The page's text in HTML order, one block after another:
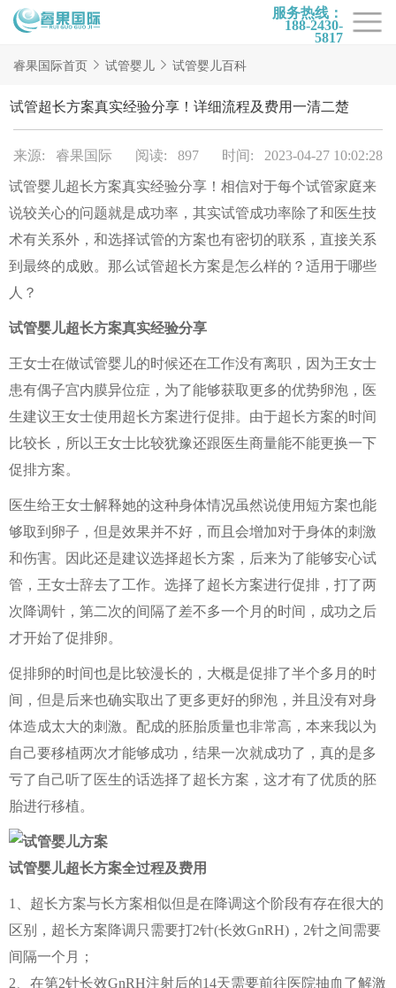
服务热线：
188-2430-
5817
首页
试管项目
试管百科
试管医院
睿果国际
睿果国际首页 试管婴儿 试管婴儿百科
试管超长方案真实经验分享！详细流程及费用一清二楚
来源: 睿果国际 阅读: 897 时间: 2023-04-27 10:02:28
试管婴儿超长方案真实经验分享！相信对于每个试管家庭来
说较关心的问题就是成功率，其实试管成功率除了和医生技
术有关系外，和选择试管的方案也有密切的联系，直接关系
到最终的成败。那么试管超长方案是怎么样的？适用于哪些
人？
试管婴儿超长方案真实经验分享
王女士在做试管婴儿的时候还在工作没有离职，因为王女士
患有偶子宫内膜异位症，为了能够获取更多的优势卵泡，医
生建议王女士使用超长方案进行促排。由于超长方案的时间
比较长，所以王女士比较犹豫还跟医生商量能不能更换一下
促排方案。
医生给王女士解释她的这种身体情况虽然说使用短方案也能
够取到卵子，但是效果并不好，而且会增加对于身体的刺激
和伤害。因此还是建议选择超长方案，后来为了能够安心试
管，王女士辞去了工作。选择了超长方案进行促排，打了两
次降调针，第二次的间隔了差不多一个月的时间，成功之后
才开始了促排卵。
促排卵的时间也是比较漫长的，大概是促排了半个多月的时
间，但是后来也确实取出了更多更好的卵泡，并且没有对身
体造成太大的刺激。配成的胚胎质量也非常高，本来我以为
自己要移植两次才能够成功，结果一次就成功了，真的是多
亏了自己听了医生的话选择了超长方案，这才有了优质的胚
胎进行移植。
试管婴儿超长方案全过程及费用
1、超长方案与长方案相似但是在降调这个阶段有存在很大的
区别，超长方案降调只需要打2针(长效GnRH)，2针之间需要
间隔一个月；
2、在第2针长效GnRH注射后的14天需要前往医院抽血了解激